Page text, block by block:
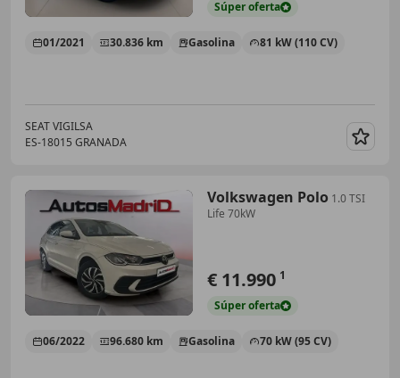
Súperoferta
01/2021 30.836 km Gasolina 81 kW (110 CV)
SEAT VIGILSA
ES-18015 GRANADA
Volkswagen Polo 1.0 TSI
Life 70kW
€ 11.990 1
Súperoferta
06/2022 96.680 km Gasolina 70 kW (95 CV)